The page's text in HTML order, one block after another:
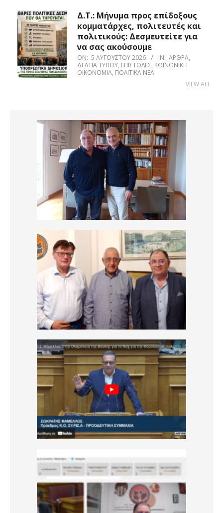
Δ.Τ.: Μήνυμα προς επίδοξους
κομματάρχες, πολιτευτές και
πολιτικούς: Δεσμευτείτε για
να σας ακούσουμε
ON: 5 ΑΥΓΟΎΣΤΟΥ 2026 IN: ΆΡΘΡΑ,
ΔΕΛΤΊΑ ΤΎΠΟΥ, ΕΠΙΣΤΟΛΈΣ, ΚΟΙΝΩΝΙΚΉ
ΟΙΚΟΝΟΜΊΑ, ΠΟΛΙΤΙΚΆ ΝΈΑ
VIEW ALL